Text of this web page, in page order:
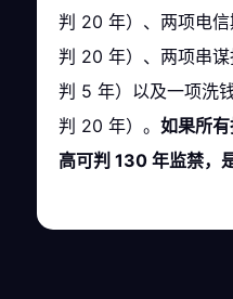
判 20 年）、两项电
判 20 年）、两项串
判 5 年）以及一项洗
判 20 年）。如果所
高可判 130 年监禁，